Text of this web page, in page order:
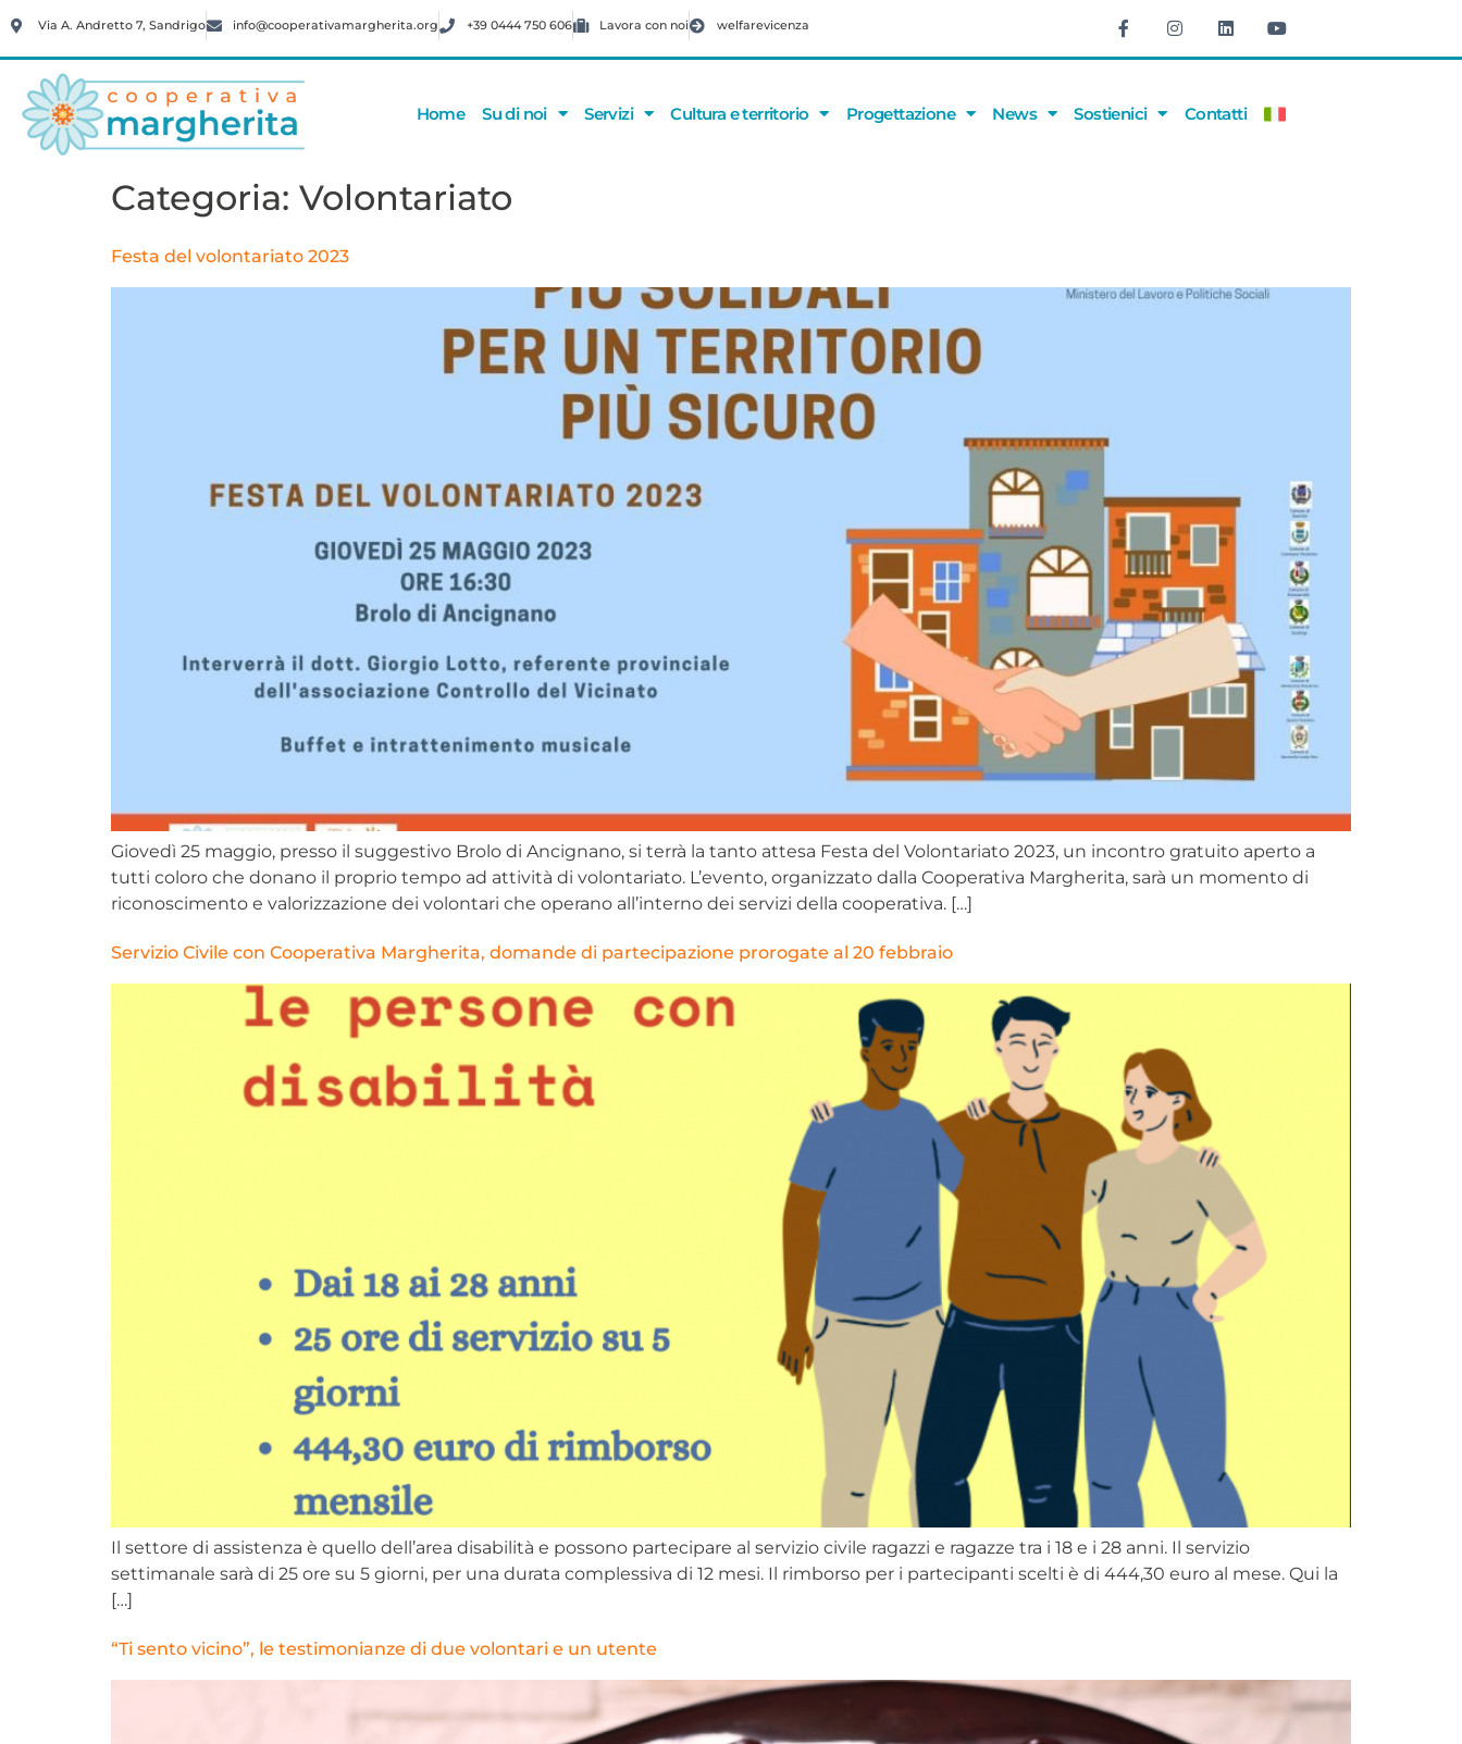
Via A. Andretto 7, Sandrigo info@cooperativamargherita.org +39 0444 750 606 Lavora con noi welfarevicenza
Home Su di noi Servizi Cultura e territorio Progettazione News Sostienici Contatti
Categoria: Volontariato
Festa del volontariato 2023
Giovedì 25 maggio, presso il suggestivo Brolo di Ancignano, si terrà la tanto attesa Festa del Volontariato 2023, un incontro gratuito aperto a
tutti coloro che donano il proprio tempo ad attività di volontariato. L’evento, organizzato dalla Cooperativa Margherita, sarà un momento di
riconoscimento e valorizzazione dei volontari che operano all’interno dei servizi della cooperativa. […]
Servizio Civile con Cooperativa Margherita, domande di partecipazione prorogate al 20 febbraio
Il settore di assistenza è quello dell’area disabilità e possono partecipare al servizio civile ragazzi e ragazze tra i 18 e i 28 anni. Il servizio
settimanale sarà di 25 ore su 5 giorni, per una durata complessiva di 12 mesi. Il rimborso per i partecipanti scelti è di 444,30 euro al mese. Qui la
[…]
“Ti sento vicino”, le testimonianze di due volontari e un utente